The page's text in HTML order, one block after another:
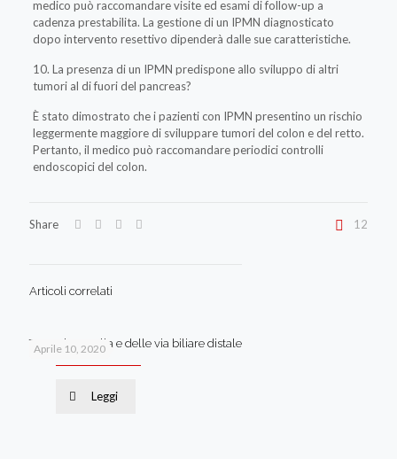
medico può raccomandare visite ed esami di follow-up a
cadenza prestabilita. La gestione di un IPMN diagnosticato
dopo intervento resettivo dipenderà dalle sue caratteristiche.
10. La presenza di un IPMN predispone allo sviluppo di altri
tumori al di fuori del pancreas?
È stato dimostrato che i pazienti con IPMN presentino un rischio
leggermente maggiore di sviluppare tumori del colon e del retto.
Pertanto, il medico può raccomandare periodici controlli
endoscopici del colon.
Share 12
Articoli correlati
Aprile 10, 2020
Tumori ampolla e delle via biliare distale
Leggi